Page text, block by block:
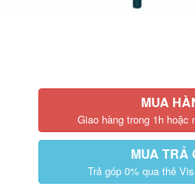
MUA
Giao hàng trong 1h hoặc
MUA TRẢ
Trả góp 0% qua thẻ